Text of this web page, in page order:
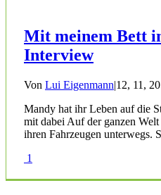
Mit meinem Bett
Interview
Von Lui Eigenmann|12, 11,
Mandy hat ihr Leben auf die
mit dabei Auf der ganzen
ihren Fahrzeugen unterwegs.
1